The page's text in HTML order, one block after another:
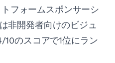
フォームスポンサーシ
非開発者向けのビジュ
のスコアで1位にラン